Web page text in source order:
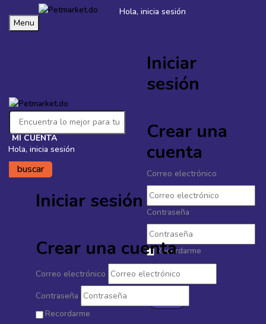
‹ ENVÍO GRATIS en órdenes mayores a
Menu
Hola, inicia sesión
Iniciar
sesión
Crear una
cuenta
Correo electrónico
Contraseña
Recordarme
¿Olvidaste tu
contraseña?
buscar
MI CUENTA
Hola, inicia sesión
Iniciar sesión
Crear una cuenta
Correo electrónico
Contraseña
Recordarme